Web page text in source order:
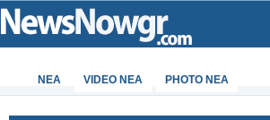
ΝΕΑ VIDEO NEA PHOTO NEA